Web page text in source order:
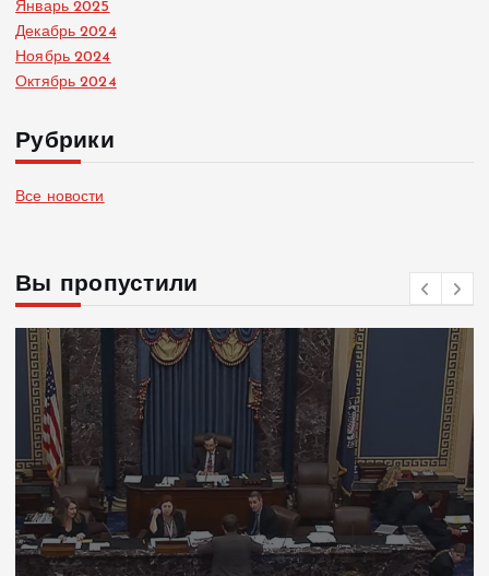
Январь 2025
Декабрь 2024
Ноябрь 2024
Октябрь 2024
Рубрики
Все новости
Вы пропустили